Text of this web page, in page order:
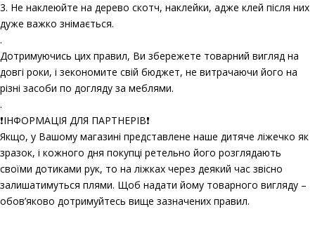
3. Не наклеюйте на дерево скотч, наклейки, адже клей після них
дуже важко знімається.
.
Дотримуючись цих правил, Ви збережете товарний вигляд на
довгі роки, і зекономите свій бюджет, не витрачаючи його на
різні засоби по догляду за меблями.
.
❗️ІНФОРМАЦІЯ ДЛЯ ПАРТНЕРІВ❗️
Якщо, у Вашому магазині представлене наше дитяче ліжечко як
зразок, і кожного дня покупці ретельно його розглядають
своїми дотиками рук, то на ліжках через деякий час звісно
залишатимуться плями. Щоб надати йому товарного вигляду –
обов’яково дотримуйтесь вище зазначених правил.